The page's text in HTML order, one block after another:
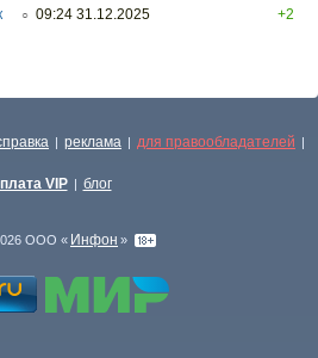
○ 09:24 31.12.2025
+2
| реклама | для правообладателей |
VIP | блог
ООО « Инфон »